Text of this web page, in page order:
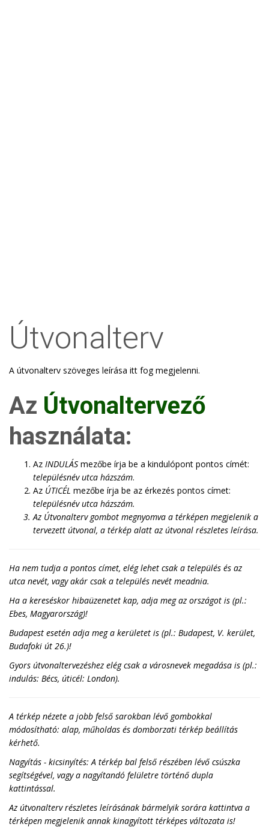
Útvonalterv
A útvonalterv szöveges leírása itt fog megjelenni.
Az Útvonaltervező
használata:
Az INDULÁS mezőbe írja be a kindulópont pontos címét:
településnév utca házszám.
Az ÚTICÉL mezőbe írja be az érkezés pontos címet:
településnév utca házszám.
Az Útvonaltervgombot megnyomva a térképen megjelenik a
tervezett útvonal, a térkép alatt az útvonal részletes leírása.
Ha nem tudja a pontos címet, elég lehet csak a település és az
utca nevét, vagy akár csak a település nevét meadnia.
Ha a kereséskor hibaüzenetet kap, adja meg az országot is (pl.:
Ebes, Magyarország)!
Budapest esetén adja meg a kerületet is (pl.: Budapest, V. kerület,
Budafoki út 26.)!
Gyors útvonaltervezéshez elég csak a városnevek megadása is (pl.:
indulás: Bécs, úticél: London).
A térkép nézete a jobb felső sarokban lévő gombokkal
módosítható: alap, műholdas és domborzati térkép beállítás
kérhető.
Nagyítás - kicsinyítés: A térkép bal felső részében lévő csúszka
segítségével, vagy a nagyítandó felületre történő dupla
kattintással.
Az útvonalterv részletes leírásának bármelyik sorára kattintva a
térképen megjelenik annak kinagyított térképes változata is!